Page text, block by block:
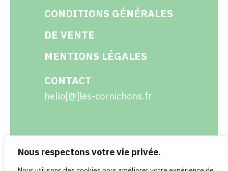
Nous respectons votre vie privée.
CONDITIONS GÉNÉRALES
DE VENTE
MENTIONS LÉGALES
CONTACT
hello[@]les-cornichons.fr
Facebook
Instagram
Twitter
LinkedIn